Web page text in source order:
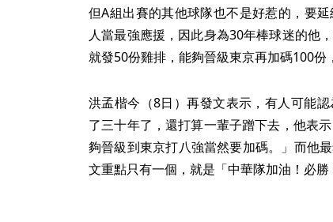
但A組出賽的其他球隊也不是好惹的，要
人當最強應援，因此身為30年棒球迷的他
就發50份雞排，能夠晉級東京再加碼100份
洪孟楷今（8日）再發文表示，有人可能
了三十年了，還打算一輩子蹭下去，他表
夠晉級到東京打八強當然要加碼。」而他
文重點只有一個，就是「中華隊加油！必勝